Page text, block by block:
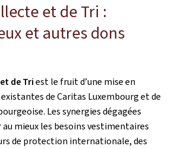
et de Tri :
et autres dons
de Triest le fruit d’une mise en
de Caritas Luxembourg et de
Les synergies dégagées
mieux les besoins vestimentaires
de protection internationale, des